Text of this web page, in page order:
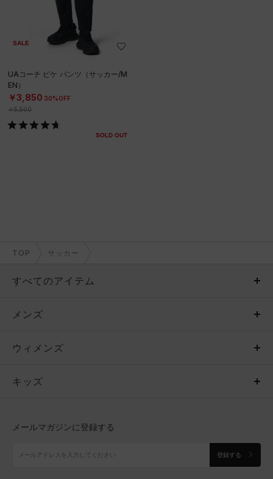
SALE
UAコーチ ピケ パンツ（サッカー/M
EN）
￥3,850 30%OFF
￥5,500
SOLD OUT
TOP サッカー
すべてのアイテム
メンズ
ウィメンズ
キッズ
アクセサリー
メンズ
トップス
ボトムス
アクセサリー
ウィメンズ
トップス
シューズ
キッズ
メールマガジンに登録する
登録する